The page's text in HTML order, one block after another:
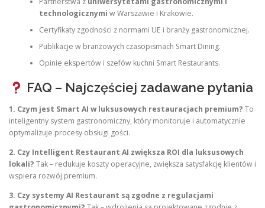
technologicznymi w Warszawie i Krakowie.
Certyfikaty zgodności z normami UE i branży gastronomicznej.
Publikacje w branżowych czasopismach Smart Dining.
Opinie ekspertów i szefów kuchni Smart Restaurants.
FAQ – Najczęściej zadawane pytania
1. Czym jest Smart AI w luksusowych restauracjach premium? To
inteligentny system gastronomiczny, który monitoruje i automatycznie
optymalizuje procesy obsługi gości.
2. Czy Intelligent Restaurant AI zwiększa ROI dla luksusowych
lokali? Tak – redukuje koszty operacyjne, zwiększa satysfakcję klientów i
wspiera rozwój premium.
3. Czy systemy AI Restaurant są zgodne z regulacjami